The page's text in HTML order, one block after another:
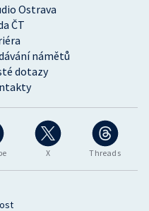
X Threads
Ostrava
ČT
námětů
dotazy